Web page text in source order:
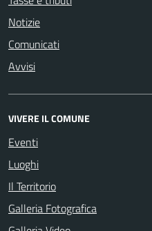
Notizie
Comunicati
Avvisi
VIVERE IL COMUNE
Eventi
Luoghi
Il Territorio
Galleria Fotografica